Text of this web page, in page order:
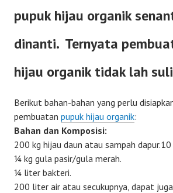
pupuk hijau organik
dinanti. Ternyata
hijau organik tidak lah
Berikut bahan-bahan yang perlu
pembuatan pupuk hijau organik:
Bahan dan Komposisi:
200 kg hijau daun atau sampah
¼ kg gula pasir/gula merah.
¼ liter bakteri.
200 liter air atau secukupnya, dapat